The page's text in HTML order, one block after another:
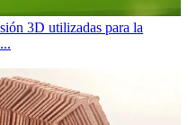
3D utilizadas para la